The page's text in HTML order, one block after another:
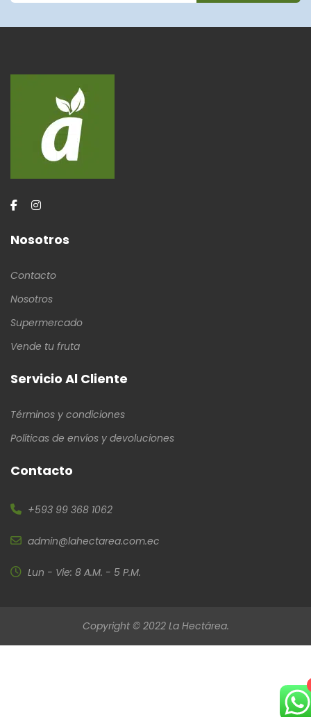
Nosotros
Contacto
Nosotros
Supermercado
Vende tu fruta
Servicio Al Cliente
Términos y condiciones
Políticas de envíos y devoluciones
Contacto
+593 99 368 1062
admin@lahectarea.com.ec
Lun - Vie: 8 A.M. - 5 P.M.
Copyright © 2022 La Hectárea.